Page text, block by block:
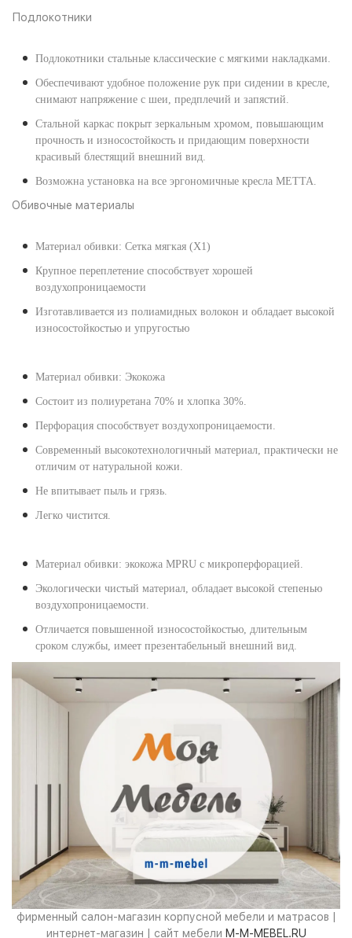
Подлокотники
Подлокотники стальные классические с мягкими накладками.
Обеспечивают удобное положение рук при сидении в кресле,
снимают напряжение с шеи, предплечий и запястий.
Стальной каркас покрыт зеркальным хромом, повышающим
прочность и износостойкость и придающим поверхности
красивый блестящий внешний вид.
Возможна установка на все эргономичные кресла МЕТТА.
Обивочные материалы
Материал обивки: Сетка мягкая (X1)
Крупное переплетение способствует хорошей
воздухопроницаемости
Изготавливается из полиамидных волокон и обладает высокой
износостойкостью и упругостью
Материал обивки: Экокожа
Состоит из полиуретана 70% и хлопка 30%.
Перфорация способствует воздухопроницаемости.
Современный высокотехнологичный материал, практически не
отличим от натуральной кожи.
Не впитывает пыль и грязь.
Легко чистится.
Материал обивки: экокожа MPRU с микроперфорацией.
Экологически чистый материал, обладает высокой степенью
воздухопроницаемости.
Отличается повышенной износостойкостью, длительным
сроком службы, имеет презентабельный внешний вид.
фирменный салон-магазин корпусной мебели и матрасов |
интернет-магазин | сайт мебели M-M-MEBEL.RU